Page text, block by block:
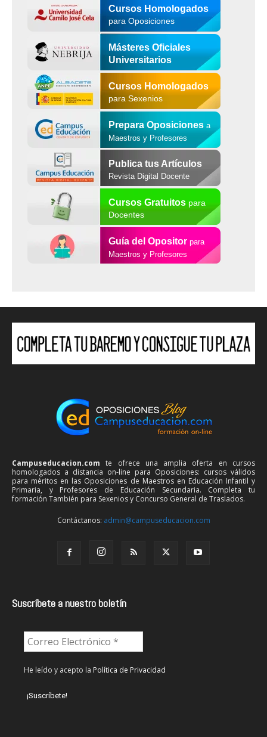
Cursos Homologados
para Oposiciones
Másteres Oficiales
Universitarios
Cursos Homologados
para Sexenios
Prepara Oposiciones a
Maestros y Profesores
Publica tus Artículos
Revista Digital Docente
Cursos Gratuitospara
Docentes
Guía del Opositor para
Maestros y Profesores
Campuseducacion.com te ofrece una amplia oferta en cursos
homologados a distancia on-line para Oposiciones: cursos válidos
para méritos en las Oposiciones de Maestros en Educación Infantil y
Primaria, y Profesores de Educación Secundaria. Completa tu
formación También para Sexenios y Concurso General de Traslados.
Contáctanos: admin@campuseducacion.com
Suscríbete a nuestro boletín
He leído y acepto la Política de Privacidad